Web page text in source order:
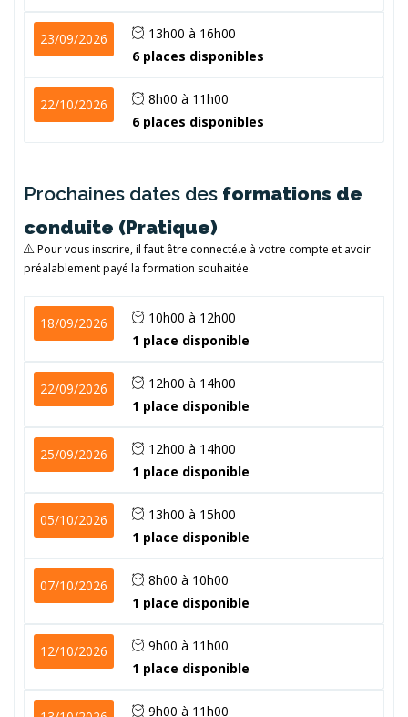
23/09/2026
13h00 à 16h00
6 places disponibles
22/10/2026
8h00 à 11h00
6 places disponibles
Prochaines dates des formations de
conduite (Pratique)
Pour vous inscrire, il faut être connecté.e à votre compte et avoir
préalablement payé la formation souhaitée.
18/09/2026
10h00 à 12h00
1 place disponible
22/09/2026
12h00 à 14h00
1 place disponible
25/09/2026
12h00 à 14h00
1 place disponible
05/10/2026
13h00 à 15h00
1 place disponible
07/10/2026
8h00 à 10h00
1 place disponible
12/10/2026
9h00 à 11h00
1 place disponible
9h00 à 11h00